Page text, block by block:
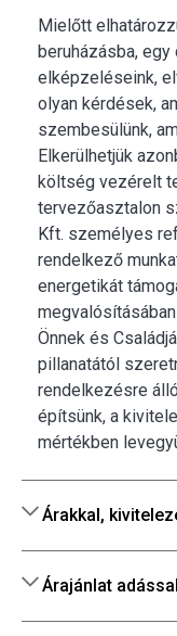
Mielőtt
beruházásba,
elképzeléseink,
olyan kérdések,
szembesülünk,
Elkerülhetjük
költség vezérelt
tervezőasztalon
Kft. személyes
rendelkező
energetikát
Önnek és
pillanatától
rendelkezésre
építsünk, a
mértékben
Árakkal,
Árajánlat